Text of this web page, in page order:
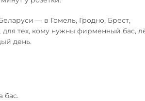
— в Гомель, Гродно, Брест,
тех, кому нужны фирменный бас,
день.
бас.